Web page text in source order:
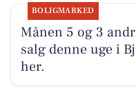
BOLIGMARKED
Månen 5 og 3
salg denne uge i
her.